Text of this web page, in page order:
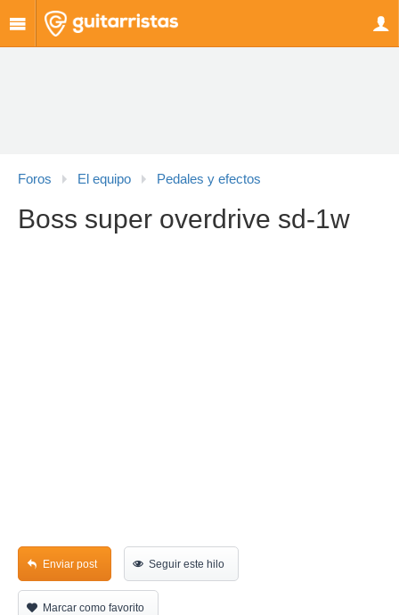
Foros El equipo Pedales y efectos
Boss super overdrive sd-1w
Enviar post Seguir este hilo
Marcar como favorito